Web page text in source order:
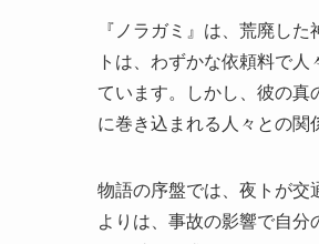
『ノラガミ』は、荒廃し
トは、わずかな依頼料で
ています。しかし、彼の真
に巻き込まれる人々との関
物語の序盤では、夜トが交
よりは、事故の影響で自